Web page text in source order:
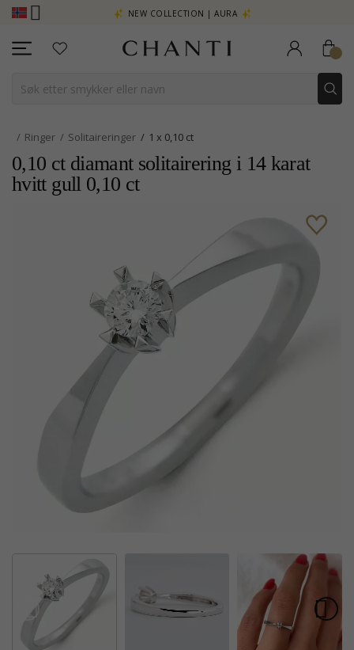
HER NEW COLLECTION | AURA
Ringer Solitaireringer 1 x 0,10 ct
0,10 ct diamant solitairering i 14 karat
hvitt gull 0,10 ct